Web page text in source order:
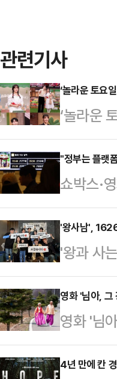
관련기사
‘놀라운 토요
‘놀라운
tvN 예능
우 김혜
대신해
서운 분
다. 김혜
했다.메
잡아낸
"정부는 플랫
쇼박스·
뉴
현장 배
플랫폼
지 않고
화가 있
다.이번
전반에
'왕사남',
'왕과 사
에 따르
3970명
업'(1626
극했다.
량'(1761
영화 '님아, 그
영화 '님
년 102세
SNS를
4년 만에 칸